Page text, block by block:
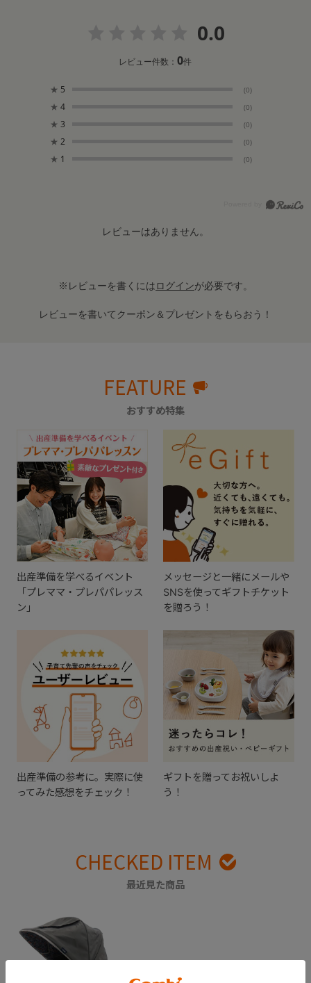
0.0
レビュー件数：0件
★ 5 (0)
★ 4 (0)
★ 3 (0)
★ 2 (0)
★ 1 (0)
レビューはありません。
※レビューを書くにはログインが必要です。
レビューを書いてクーポン＆プレゼントをもらおう！
FEATURE
おすすめ特集
出産準備を学べるイベント
「プレママ・プレパパレッス
ン」
メッセージと一緒にメールや
SNSを使ってギフトチケット
を贈ろう！
出産準備の参考に。実際に使
ってみた感想をチェック！
ギフトを贈ってお祝いしよ
う！
CHECKED ITEM
最近見た商品